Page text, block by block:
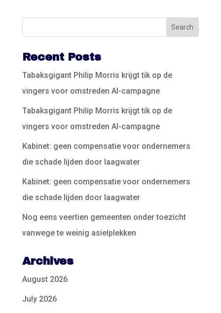
Recent Posts
Tabaksgigant Philip Morris krijgt tik op de
vingers voor omstreden AI-campagne
Tabaksgigant Philip Morris krijgt tik op de
vingers voor omstreden AI-campagne
Kabinet: geen compensatie voor ondernemers
die schade lijden door laagwater
Kabinet: geen compensatie voor ondernemers
die schade lijden door laagwater
Nog eens veertien gemeenten onder toezicht
vanwege te weinig asielplekken
Archives
August 2026
July 2026